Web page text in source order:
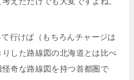
行けば（もちろんチャージは
した路線図の北海道とは比べ
奇な路線図を持つ首都圏で